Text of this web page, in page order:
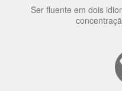
Ser fluente em dois